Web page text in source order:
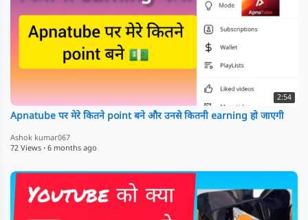
2:54
Apnatube पर मेरे कितने point बने और उनसे कितनी earning हो जाएगी
Ashok kumar067
72 Views · 6 months ago